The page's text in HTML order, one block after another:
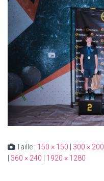
Taille : 150 × 150 300 × 200
360 × 240 1920 × 1280